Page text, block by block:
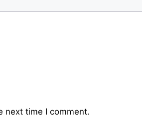
next time I comment.